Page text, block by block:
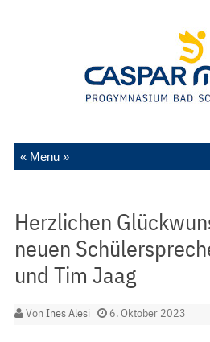
Zum
Herzlichen
neuen
und Tim Jaag
VonInes Alesi 6. Oktober 2023